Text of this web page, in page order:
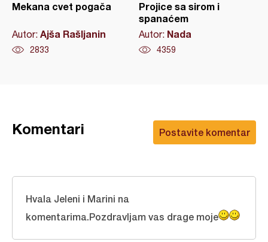
Mekana cvet pogača
Autor: Ajša Rašljanin
2833
Projice sa sirom i
spanaćem
Autor: Nada
4359
Postavite komentar
Komentari
Hvala Jeleni i Marini na
komentarima.Pozdravljam vas drage moje